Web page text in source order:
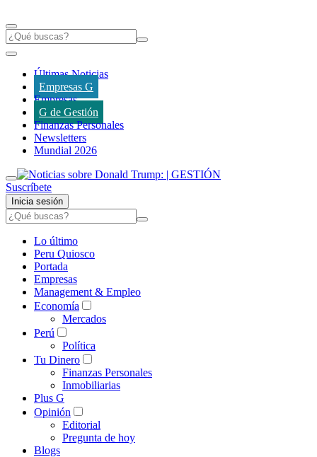
Últimas Noticias
Empresas G
Empresas
G de Gestión
Finanzas Personales
Newsletters
Mundial 2026
Suscríbete
Inicia sesión
Lo último
Peru Quiosco
Portada
Empresas
Management & Empleo
Economía
Mercados
Perú
Política
Tu Dinero
Finanzas Personales
Inmobiliarias
Plus G
Opinión
Editorial
Pregunta de hoy
Blogs